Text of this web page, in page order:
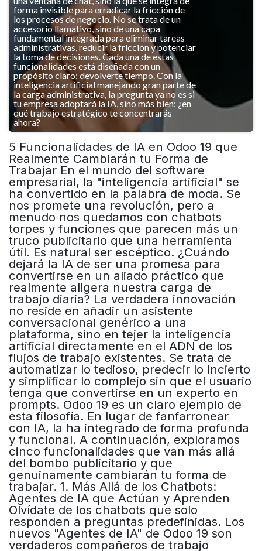
5 Funcionalidades de IA en Odoo 19 que
Realmente Cambiarán tu Forma de
Trabajar En el mundo del software
empresarial, la "inteligencia artificial" se
ha convertido en la palabra de moda. Se
nos promete una revolución, pero a
menudo nos quedamos con chatbots
torpes y funciones que parecen más un
truco publicitario que una herramienta
útil. Es natural ser escéptico. ¿Cuándo
dejará la IA de ser una promesa para
convertirse en un aliado práctico que
realmente aligera nuestra carga de
trabajo diaria? La verdadera innovación
no reside en añadir un asistente
conversacional genérico a una
plataforma, sino en tejer la inteligencia
artificial directamente en el ADN de los
flujos de trabajo existentes. Se trata de
automatizar lo tedioso, predecir lo incierto
y simplificar lo complejo sin que el usuario
tenga que convertirse en un experto en
prompts. Odoo 19 es un claro ejemplo de
esta filosofía. En lugar de fanfarronear
con IA, la ha integrado de forma profunda
y funcional. A continuación, exploramos
cinco funcionalidades que van más allá
del bombo publicitario y que
genuinamente cambiarán tu forma de
trabajar. 1. Más Allá de los Chatbots:
Agentes de IA que Actúan y Aprenden
Olvídate de los chatbots que solo
responden a preguntas predefinidas. Los
nuevos "Agentes de IA" de Odoo 19 son
verdaderos compañeros de trabajo